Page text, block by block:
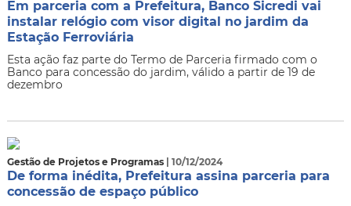
Em parceria com a Prefeitura, Banco Sicredi vai
instalar relógio com visor digital no jardim da
Estação Ferroviária
Esta ação faz parte do Termo de Parceria firmado com o
Banco para concessão do jardim, válido a partir de 19 de
dezembro
Gestão de Projetos e Programas | 10/12/2024
De forma inédita, Prefeitura assina parceria para
concessão de espaço público